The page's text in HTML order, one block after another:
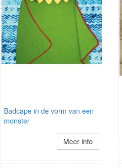
Badcape in de vorm van een
monster
Meer info